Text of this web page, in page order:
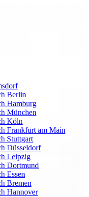
Berlin
Hamburg
München
Köln
Frankfurt am Main
Stuttgart
Düsseldorf
Leipzig
Dortmund
Essen
Bremen
Hannover